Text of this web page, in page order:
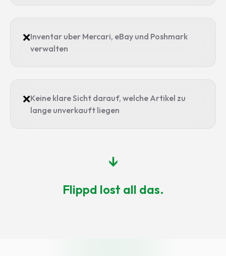
❌Inventar uber Mercari, eBay und Poshmark
verwalten
❌Keine klare Sicht darauf, welche Artikel zu
lange unverkauft liegen
↓
Flippd lost all das.